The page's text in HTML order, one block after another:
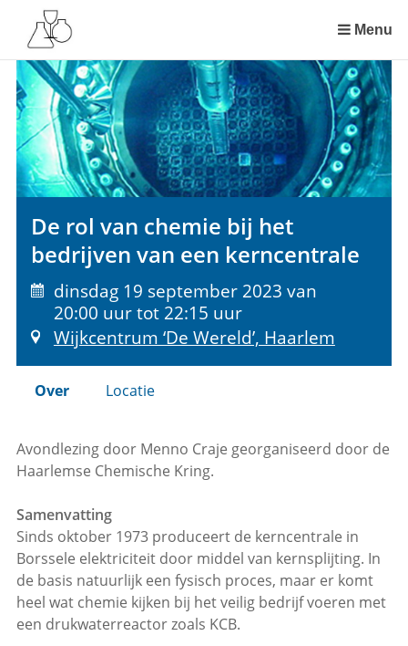
over
Spring
naar
de
inhoud
Spring
naar
menu
Menu
De rol van chemie bij het
bedrijven van een kerncentrale
dinsdag 19 september 2023 van
20:00 uur tot 22:15 uur
Wijkcentrum ‘De Wereld’, Haarlem
Over Locatie
Avondlezing door Menno Craje georganiseerd door de
Haarlemse Chemische Kring.
Samenvatting
Sinds oktober 1973 produceert de kerncentrale in
Borssele elektriciteit door middel van kernsplijting. In
de basis natuurlijk een fysisch proces, maar er komt
heel wat chemie kijken bij het veilig bedrijf voeren met
een drukwaterreactor zoals KCB.